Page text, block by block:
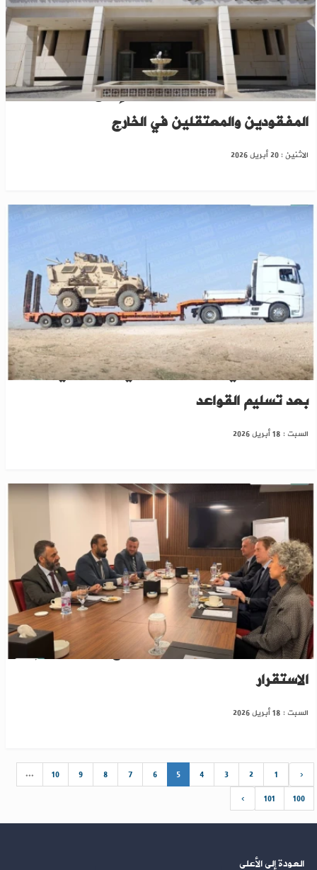
الخارجية السورية تطلق منصة للإبلاغ عن
المفقودين والمعتقلين في الخارج
الاثنين : 20 أبريل 2026
واشنطن تنهي وجودها العسكري المباشر في سوريا
بعد تسليم القواعد
السبت : 18 أبريل 2026
مباحثات سورية فرنسية حول دمج "قسد" ودعم
الاستقرار
السبت : 18 أبريل 2026
‹
1
2
3
4
5
6
7
8
9
10
...
100
101
›
العودة إلى الأعلى